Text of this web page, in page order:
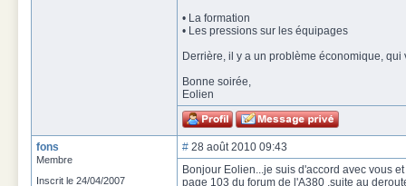
• La formation
• Les pressions sur les équipages
Derrière, il y a un problème économique, qui
Bonne soirée,
Eolien
fons
Membre
Inscrit le 24/04/2007
# 28 août 2010 09:43
Bonjour Eolien...je suis d'accord avec vous
page 103 du forum de l'A380 ,suite au